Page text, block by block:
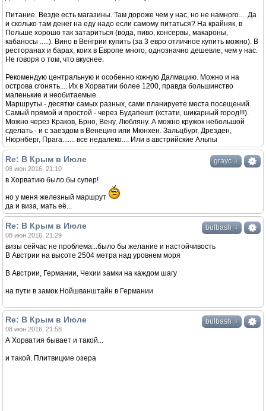
Питание. Везде есть магазины. Там дороже чем у нас, но не намного.... Да
и сколько там денег на еду надо если самому питаться? На крайняк, в
Польше хорошо так затариться (вода, пиво, консервы, макароны,
кабаносы .....). Вино в Венгрии купить (за 3 евро отличное купить можно). В
ресторанах и барах, коих в Европе много, однозначно дешевле, чем у нас.
Не говоря о том, что вкуснее.
Рекомендую центральную и особенно южную Далмацию. Можно и на
острова сгонять.... Их в Хорватии более 1200, правда большинство
маленькие и необитаемые.
Маршруты - десятки самых разных, сами планируете места посещений.
Самый прямой и простой - через Будапешт (кстати, шикарный город!!!).
Можно через Краков, Брно, Вену, Любляну. А можно кружок небольшой
сделать - и с заездом в Венецию или Мюнхен. Зальцбург, Дрезден,
Нюрнберг, Прага....... все недалеко.... Или в австрийские Альпы
grayc ↓
Re: В Крым в Июле
08 июн 2016, 21:10
в Хорватию было бы супер!
но у меня железный маршрут
да и виза, мать её...
bulbash ↓
Re: В Крым в Июле
08 июн 2016, 21:29
визы сейчас не проблема...было бы желание и настойчивость
В Австрии на высоте 2504 метра над уровнем моря
В Австрии, Германии, Чехии замки на каждом шагу
на пути в замок Нойшванштайн в Германии
bulbash ↓
Re: В Крым в Июле
08 июн 2016, 21:58
А Хорватия бывает и такой...
и такой. Плитвицкие озера